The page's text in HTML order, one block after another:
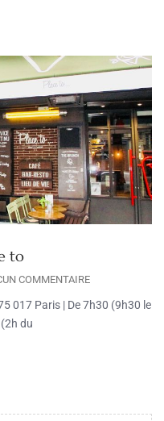
to
COMMENTAIRE
017 Paris | De 7h30 (9h30 le
du